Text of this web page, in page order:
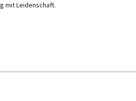
mit Leidenschaft.